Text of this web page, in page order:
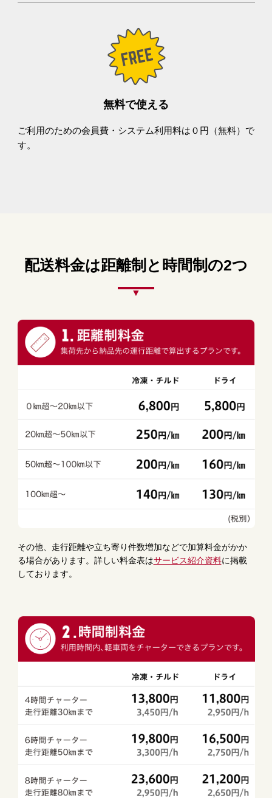
無料で使える
ご利用のための会員費・システム利用料は０円（無料）で
す。
配送料金は距離制と時間制の2つ
その他、走行距離や立ち寄り件数増加などで加算料金がかか
る場合があります。詳しい料金表はサービス紹介資料に掲載
しております。